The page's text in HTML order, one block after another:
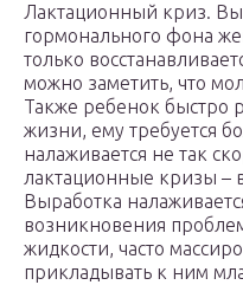
Лактационный криз.
гормонального фона
только
можно заметить, что
Также ребенок быстро
жизни, ему требуется
налаживается не так
лактационные кризы –
Выработка
возникновения
жидкости, часто
прикладывать к ним